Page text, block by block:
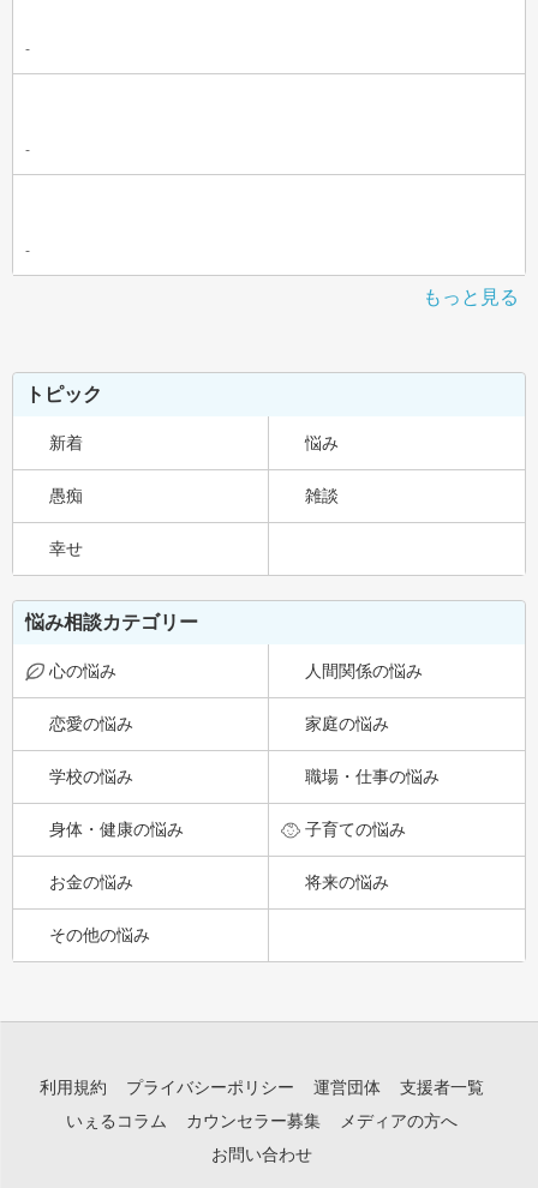
-
-
-
もっと見る
トピック
新着 悩み
愚痴 雑談
幸せ
悩み相談カテゴリー
心の悩み 人間関係の悩み
恋愛の悩み 家庭の悩み
学校の悩み 職場・仕事の悩み
身体・健康の悩み 子育ての悩み
お金の悩み 将来の悩み
その他の悩み
利用規約 プライバシーポリシー 運営団体
支援者一覧
いぇるコラム
カウンセラー募集
メディアの方へ
お問い合わせ